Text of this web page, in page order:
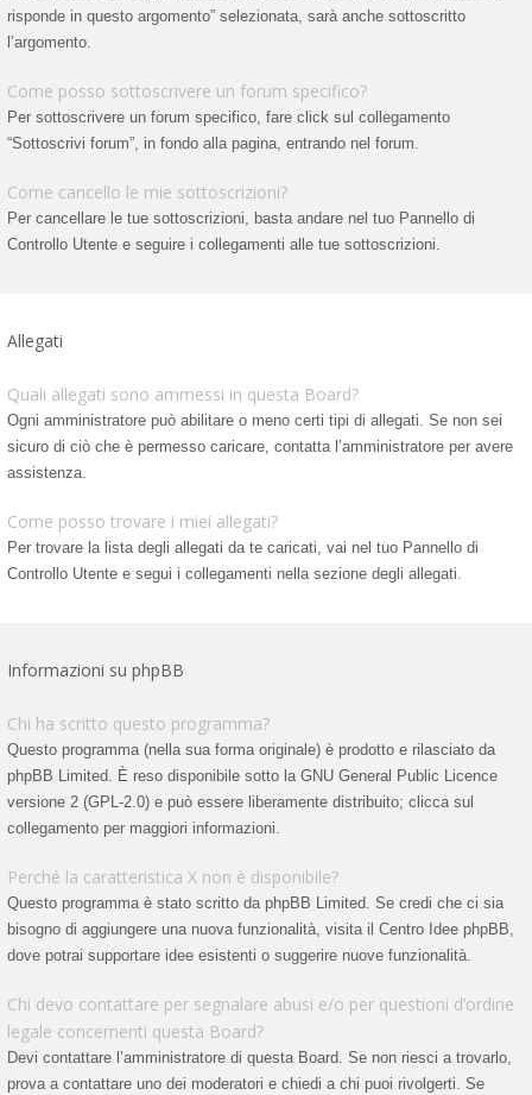
risponde in questo argomento” selezionata, sarà anche sottoscritto
l’argomento.
Come posso sottoscrivere un forum specifico?
Per sottoscrivere un forum specifico, fare click sul collegamento
“Sottoscrivi forum”, in fondo alla pagina, entrando nel forum.
Come cancello le mie sottoscrizioni?
Per cancellare le tue sottoscrizioni, basta andare nel tuo Pannello di
Controllo Utente e seguire i collegamenti alle tue sottoscrizioni.
Allegati
Quali allegati sono ammessi in questa Board?
Ogni amministratore può abilitare o meno certi tipi di allegati. Se non sei
sicuro di ciò che è permesso caricare, contatta l’amministratore per avere
assistenza.
Come posso trovare i miei allegati?
Per trovare la lista degli allegati da te caricati, vai nel tuo Pannello di
Controllo Utente e segui i collegamenti nella sezione degli allegati.
Informazioni su phpBB
Chi ha scritto questo programma?
Questo programma (nella sua forma originale) è prodotto e rilasciato da
phpBB Limited. È reso disponibile sotto la GNU General Public Licence
versione 2 (GPL-2.0) e può essere liberamente distribuito; clicca sul
collegamento per maggiori informazioni.
Perché la caratteristica X non è disponibile?
Questo programma è stato scritto da phpBB Limited. Se credi che ci sia
bisogno di aggiungere una nuova funzionalità, visita il Centro Idee phpBB,
dove potrai supportare idee esistenti o suggerire nuove funzionalità.
Chi devo contattare per segnalare abusi e/o per questioni d’ordine
legale concernenti questa Board?
Devi contattare l’amministratore di questa Board. Se non riesci a trovarlo,
prova a contattare uno dei moderatori e chiedi a chi puoi rivolgerti. Se